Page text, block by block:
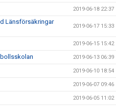
2019-06-18 22:37
Länsförsäkringar
2019-06-17 15:33
2019-06-15 15:42
2019-06-13 06:39
2019-06-10 18:54
2019-06-07 09:46
2019-06-05 11:02